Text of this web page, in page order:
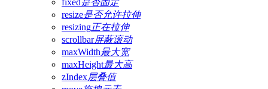
fixed是否固定
resize是否允许拉伸
resizing正在拉伸
scrollbar屏蔽滚动
maxWidth最大宽
maxHeight最大高
zIndex层叠值